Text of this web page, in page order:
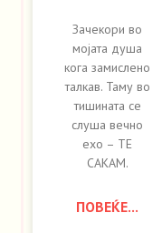
Зачекори во
мојата душа
кога замислено
талкав. Таму во
тишината се
слуша вечно
ехо – ТЕ
САКАМ.
ПОВЕЌЕ...